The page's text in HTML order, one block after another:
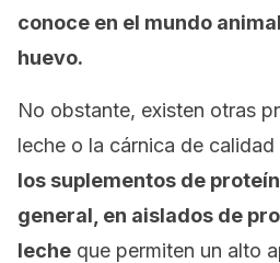
conoce en el mundo
huevo.
No obstante, existen otras
leche o la cárnica de
los suplementos de
general, en aislados de
leche que permiten un alto